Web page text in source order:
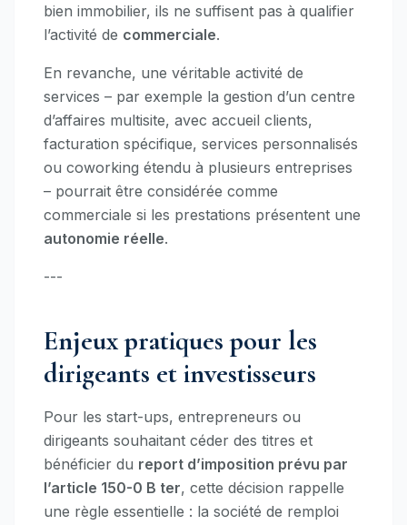
bien immobilier, ils ne suffisent pas à qualifier
l’activité de commerciale.
En revanche, une véritable activité de
services – par exemple la gestion d’un centre
d’affaires multisite, avec accueil clients,
facturation spécifique, services personnalisés
ou coworking étendu à plusieurs entreprises
– pourrait être considérée comme
commerciale si les prestations présentent une
autonomie réelle.
---
Enjeux pratiques pour les
dirigeants et investisseurs
Pour les start-ups, entrepreneurs ou
dirigeants souhaitant céder des titres et
bénéficier du report d’imposition prévu par
l’article 150-0 B ter, cette décision rappelle
une règle essentielle : la société de remploi